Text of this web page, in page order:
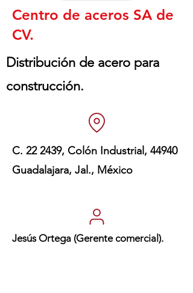
Centro de aceros SA de
CV.
Distribución de acero para
construcción.
C. 22 2439, Colón Industrial, 44940
Guadalajara, Jal., México
Jesús Ortega (Gerente comercial).